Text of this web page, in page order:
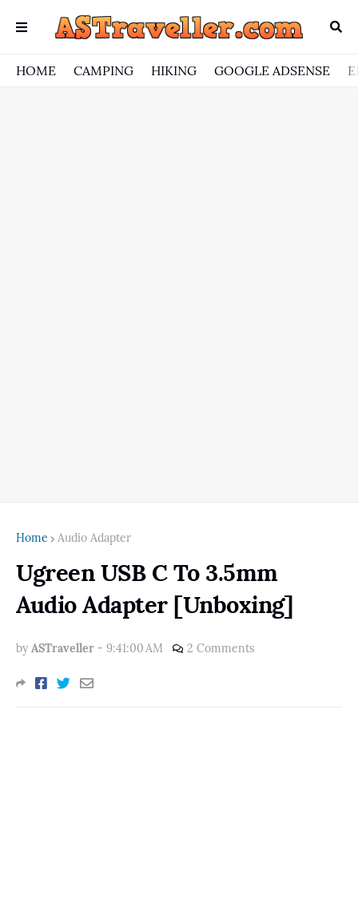
HOME CAMPING HIKING GOOGLE ADSENSE
Home Audio Adapter
Ugreen USB C To 3.5mm
Audio Adapter [Unboxing]
by ASTraveller - 9:41:00 AM 2 Comments